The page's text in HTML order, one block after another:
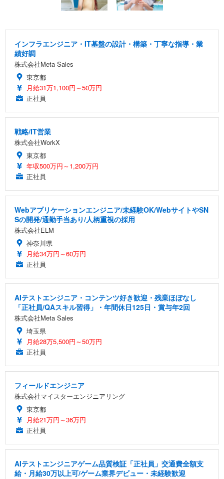
インフラエンジニア・IT基盤の設計・構築・丁寧な指導・業
績好調
株式会社Meta Sales
東京都
月給31万1,100円～50万円
正社員
戦略/IT営業
株式会社WorkX
東京都
年収500万円～1,200万円
正社員
Webアプリケーションエンジニア/未経験OK/WebサイトやSN
Sの開発/通勤手当あり/人柄重視の採用
株式会社ELM
神奈川県
月給34万円～60万円
正社員
AIテストエンジニア・コンテンツ好き歓迎・残業ほぼなし
「正社員/QAスキル習得」・年間休日125日・賞与年2回
株式会社Meta Sales
埼玉県
月給28万5,500円～50万円
正社員
フィールドエンジニア
株式会社マイスターエンジニアリング
東京都
月給21万円～36万円
正社員
AIテストエンジニアゲーム品質検証「正社員」交通費全額支
給・月給30万以上可/ゲーム業界デビュー・未経験歓迎